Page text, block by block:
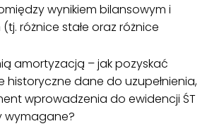
wynikiem bilansowym i
różnice stałe oraz różnice
amortyzacją – jak pozyskać
historyczne dane do uzupełnienia,
wprowadzenia do ewidencji ŚT
wymagane?